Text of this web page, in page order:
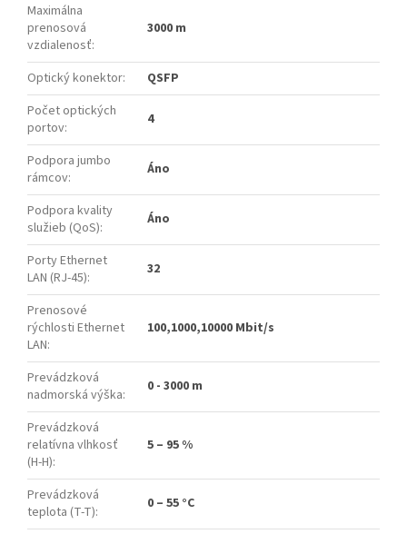
Maximálna
prenosová
vzdialenosť:
3000 m
Optický konektor:
QSFP
Počet optických
portov: 4
Podpora jumbo
rámcov: Áno
Podpora kvality
služieb (QoS): Áno
Porty Ethernet
LAN (RJ-45): 32
Prenosové
rýchlosti Ethernet
LAN:
100,1000,10000 Mbit/s
Prevádzková
nadmorská výška: 0 - 3000 m
Prevádzková
relatívna vlhkosť
(H-H):
5 – 95 %
Prevádzková
teplota (T-T): 0 – 55 °C